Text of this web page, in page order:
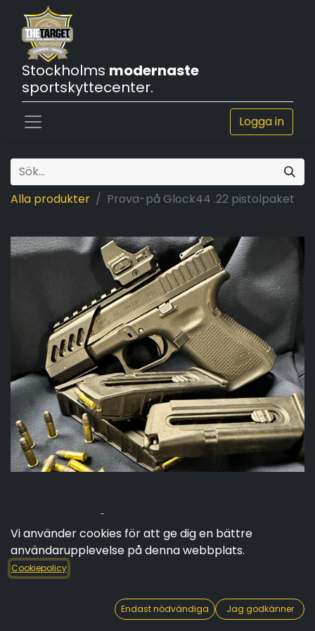
Stockholms modernaste
sportskyttecenter.
Logga in
Alla produkter Prova-på Glock44 .22 pistolpaket
Prova-på Glock44 .22
pistolpaket
Prova Glock 44 i .22 kaliber, halvautomatisk pistol
30skott. Pistolen är normalt utrustad med
rödpunktsikte. Alternativ med öppna riktmedel finns.
Vi använder cookies för att ge dig en bättre
användarupplevelse på denna webbplats.
Cookiepolicy
Endast nödvändiga Jag godkänner